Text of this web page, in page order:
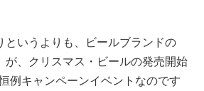
というよりも、ビールブランドの
、クリスマス・ビールの発売開始
例キャンペーンイベントなのです